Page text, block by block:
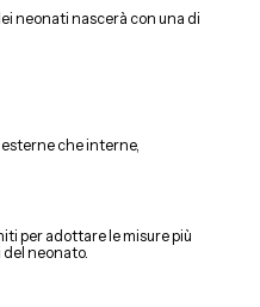
neonati nascerà con una di
che interne,
per adottare le misure più
neonato.